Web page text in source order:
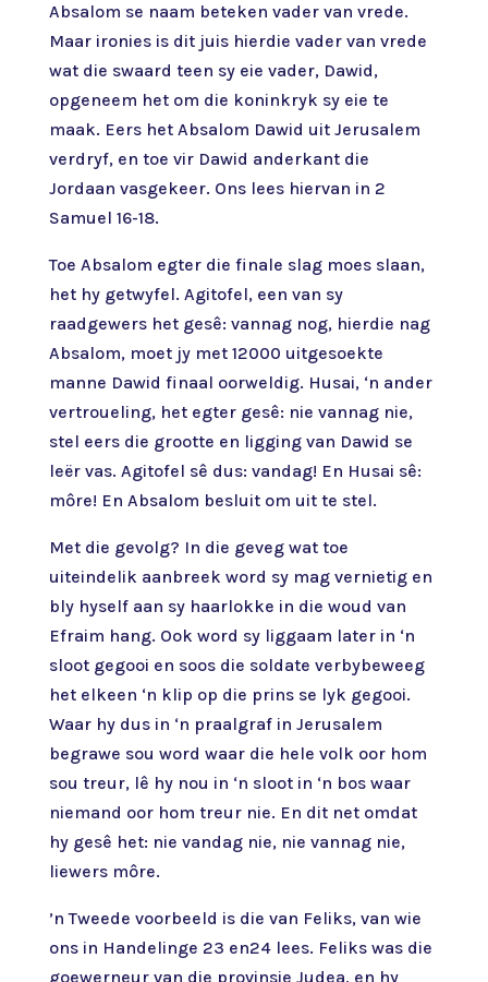
Absalom se naam beteken vader van vrede.
Maar ironies is dit juis hierdie vader van vrede
wat die swaard teen sy eie vader, Dawid,
opgeneem het om die koninkryk sy eie te
maak. Eers het Absalom Dawid uit Jerusalem
verdryf, en toe vir Dawid anderkant die
Jordaan vasgekeer. Ons lees hiervan in 2
Samuel 16-18.
Toe Absalom egter die finale slag moes slaan,
het hy getwyfel. Agitofel, een van sy
raadgewers het gesê: vannag nog, hierdie nag
Absalom, moet jy met 12000 uitgesoekte
manne Dawid finaal oorweldig. Husai, ‘n ander
vertroueling, het egter gesê: nie vannag nie,
stel eers die grootte en ligging van Dawid se
leër vas. Agitofel sê dus: vandag! En Husai sê:
môre! En Absalom besluit om uit te stel.
Met die gevolg? In die geveg wat toe
uiteindelik aanbreek word sy mag vernietig en
bly hyself aan sy haarlokke in die woud van
Efraim hang. Ook word sy liggaam later in ‘n
sloot gegooi en soos die soldate verbybeweeg
het elkeen ‘n klip op die prins se lyk gegooi.
Waar hy dus in ‘n praalgraf in Jerusalem
begrawe sou word waar die hele volk oor hom
sou treur, lê hy nou in ‘n sloot in ‘n bos waar
niemand oor hom treur nie. En dit net omdat
hy gesê het: nie vandag nie, nie vannag nie,
liewers môre.
’n Tweede voorbeeld is die van Feliks, van wie
ons in Handelinge 23 en24 lees. Feliks was die
goewerneur van die provinsie Judea, en hy